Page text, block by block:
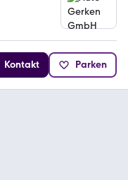
Kontakt Parken